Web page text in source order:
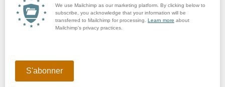
We use Mailchimp as our marketing platform. By clicking below to
subscribe, you acknowledge that your information will be
transferred to Mailchimp for processing. Learn more about
Mailchimp's privacy practices.